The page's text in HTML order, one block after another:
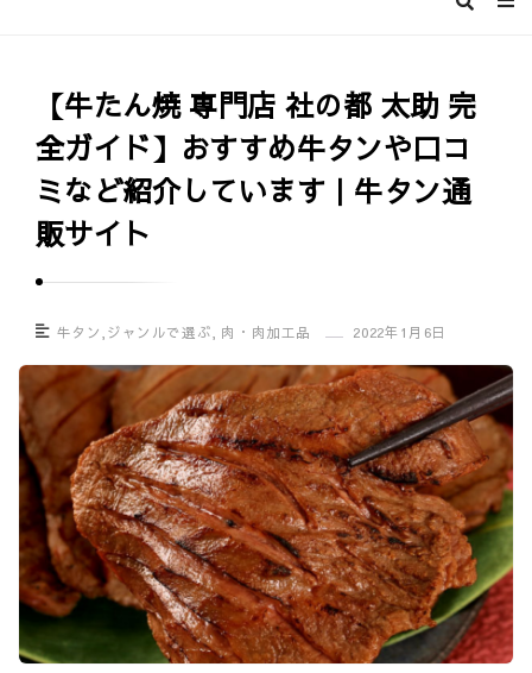
グ
ル
メ
口
コ
ミ
報
サ
イ
ト
｜
U
m
a
s
【牛たん焼 専門店 社の都 太助 完
全ガイド】おすすめ牛タンや口コ
ミなど紹介しています｜牛タン通
販サイト
牛タン ジャンルで選ぶ 肉・肉加工品 2022年1月6日